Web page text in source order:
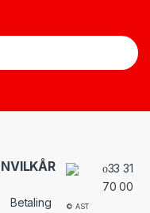
VILKÅR
Betaling
© AST
33 31
70 00